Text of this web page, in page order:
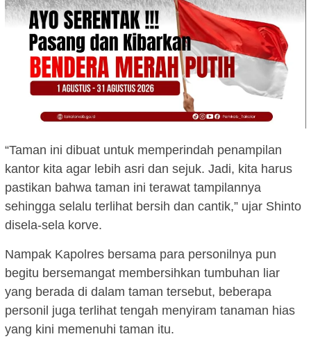
“Taman ini dibuat untuk memperindah penampilan
kantor kita agar lebih asri dan sejuk. Jadi, kita harus
pastikan bahwa taman ini terawat tampilannya
sehingga selalu terlihat bersih dan cantik,” ujar Shinto
disela-sela korve.
Nampak Kapolres bersama para personilnya pun
begitu bersemangat membersihkan tumbuhan liar
yang berada di dalam taman tersebut, beberapa
personil juga terlihat tengah menyiram tanaman hias
yang kini memenuhi taman itu.